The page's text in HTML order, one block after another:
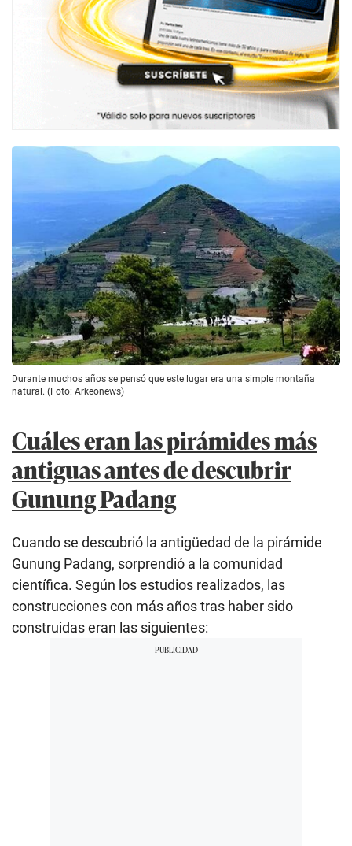
Durante muchos años se pensó que este lugar era una simple montaña
natural. (Foto: Arkeonews)
Cuáles eran las pirámides más
antiguas antes de descubrir
Gunung Padang
Cuando se descubrió la antigüedad de la pirámide
Gunung Padang, sorprendió a la comunidad
científica. Según los estudios realizados, las
construcciones con más años tras haber sido
construidas eran las siguientes: